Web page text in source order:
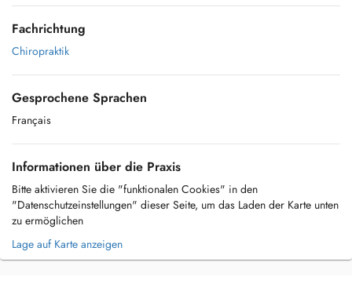
Fachrichtung
Chiropraktik
Gesprochene Sprachen
Français
Informationen über die Praxis
Bitte aktivieren Sie die "funktionalen Cookies" in den
"Datenschutzeinstellungen" dieser Seite, um das Laden der Karte unten
zu ermöglichen
Lage auf Karte anzeigen